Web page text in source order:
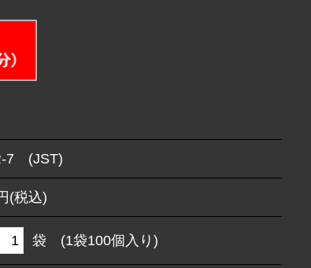
7 (JST)
(税込)
袋 (1袋100個入り)